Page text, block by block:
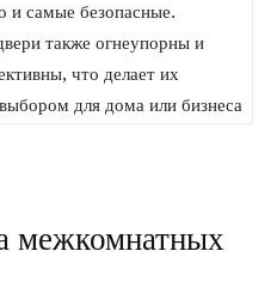
и самые безопасные.
также огнеупорны и
что делает их
для дома или бизнеса
межкомнатных